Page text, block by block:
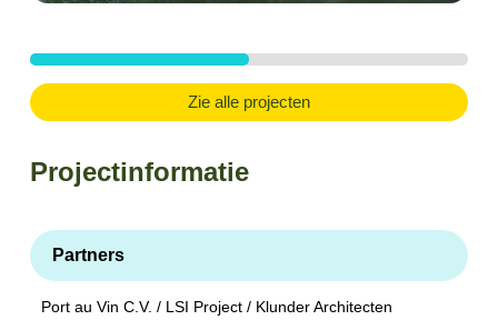
Zie alle projecten
Projectinformatie
Partners
Port au Vin C.V. / LSI Project / Klunder Architecten